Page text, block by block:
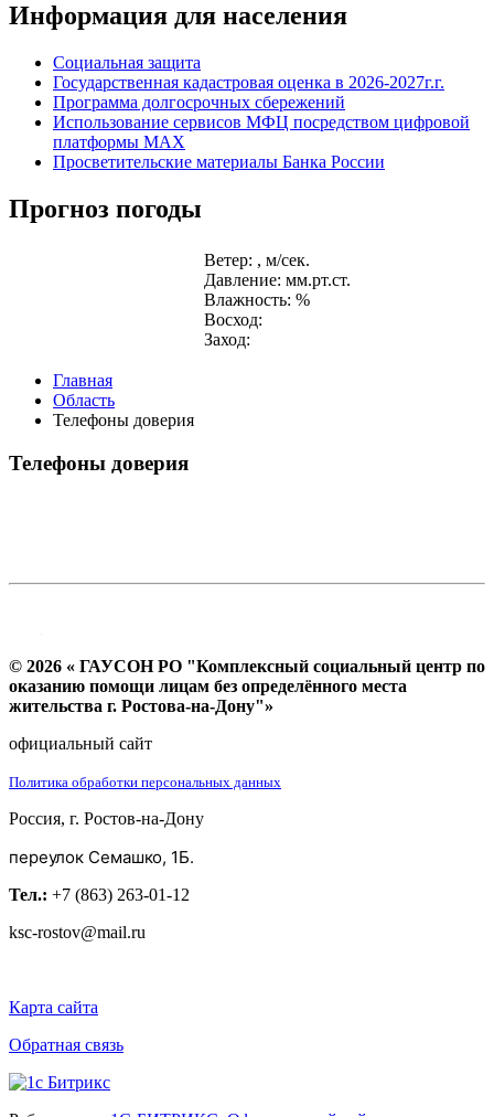
Информация для населения
Социальная защита
Государственная кадастровая оценка в 2026-2027г.г.
Программа долгосрочных сбережений
Использование сервисов МФЦ посредством цифровой
платформы MAX
Просветительские материалы Банка России
Прогноз погоды
Ветер: , м/сек.
Давление: мм.рт.ст.
Влажность: %
Восход:
Заход:
Главная
Область
Телефоны доверия
Телефоны доверия
© 2026 « ГАУСОН РО "Комплексный социальный центр по
оказанию помощи лицам без определённого места
жительства г. Ростова-на-Дону"»
официальный сайт
Политика обработки персональных данных
Россия, г. Ростов-на-Дону
переулок Семашко, 1Б.
Тел.: +7 (863) 263-01-12
ksc-rostov@mail.ru
Карта сайта
Обратная связь